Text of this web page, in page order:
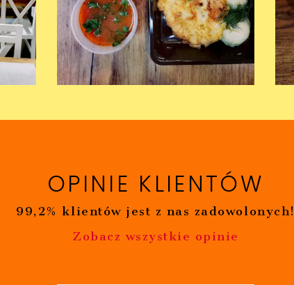
OPINIE KLIENTÓW
99,2% klientów jest z nas zadowolonych!
Zobacz wszystkie opinie